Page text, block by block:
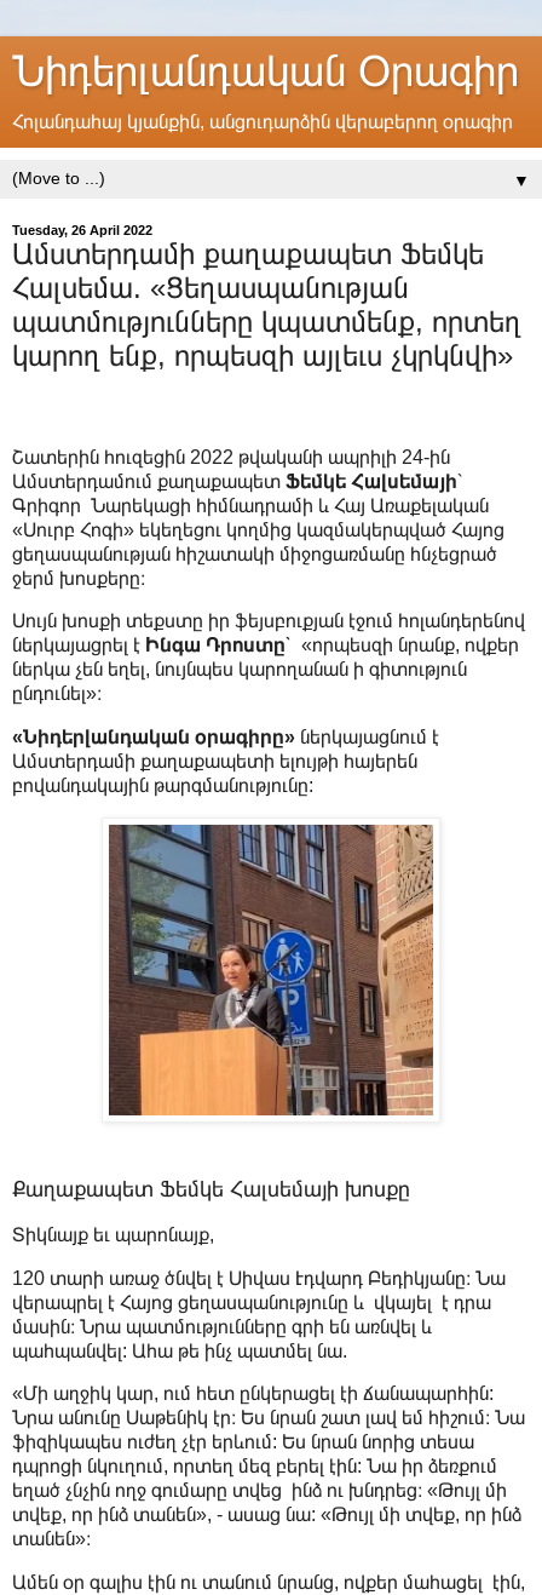
Նիդերլանդական Օրագիր
Հոլանդահայ կյանքին, անցուդարձին վերաբերող օրագիր
▼
Tuesday, 26 April 2022
Ամստերդամի քաղաքապետ Ֆեմկե
Հալսեմա. «Ցեղասպանության
պատմությունները կպատմենք, որտեղ
կարող ենք, որպեսզի այլեւս չկրկնվի»
Շատերին հուզեցին 2022 թվականի ապրիլի 24-ին
Ամստերդամում քաղաքապետ Ֆեմկե Հալսեմայի՝
Գրիգոր Նարեկացի հիմնադրամի և Հայ Առաքելական
«Սուրբ Հոգի» եկեղեցու կողմից կազմակերպված Հայոց
ցեղասպանության հիշատակի միջոցառմանը հնչեցրած
ջերմ խոսքերը։
Սույն խոսքի տեքստը իր ֆեյսբուքյան էջում հոլանդերենով
ներկայացրել է Ինգա Դրոստը՝ «որպեսզի նրանք, ովքեր
ներկա չեն եղել, նույնպես կարողանան ի գիտություն
ընդունել»։
«Նիդերլանդական օրագիրը» ներկայացնում է
Ամստերդամի քաղաքապետի ելույթի հայերեն
բովանդակային թարգմանությունը:
Քաղաքապետ Ֆեմկե Հալսեմայի խոսքը
Տիկնայք եւ պարոնայք,
120 տարի առաջ ծնվել է Սիվաս Էդվարդ Բեդիկյանը։ Նա
վերապրել է Հայոց ցեղասպանությունը և վկայել է դրա
մասին։ Նրա պատմությունները գրի են առնվել և
պահպանվել: Ահա թե ինչ պատմել նա.
«Մի աղջիկ կար, ում հետ ընկերացել էի ճանապարհին:
Նրա անունը Սաթենիկ էր։ Ես նրան շատ լավ եմ հիշում։ Նա
ֆիզիկապես ուժեղ չէր երևում: Ես նրան նորից տեսա
դպրոցի նկուղում, որտեղ մեզ բերել էին: Նա իր ձեռքում
եղած չնչին ողջ գումարը տվեց ինձ ու խնդրեց։ «Թույլ մի
տվեք, որ ինձ տանեն», - ասաց նա: «Թույլ մի տվեք, որ ինձ
տանեն»։
Ամեն օր գալիս էին ու տանում նրանց, ովքեր մահացել էին,